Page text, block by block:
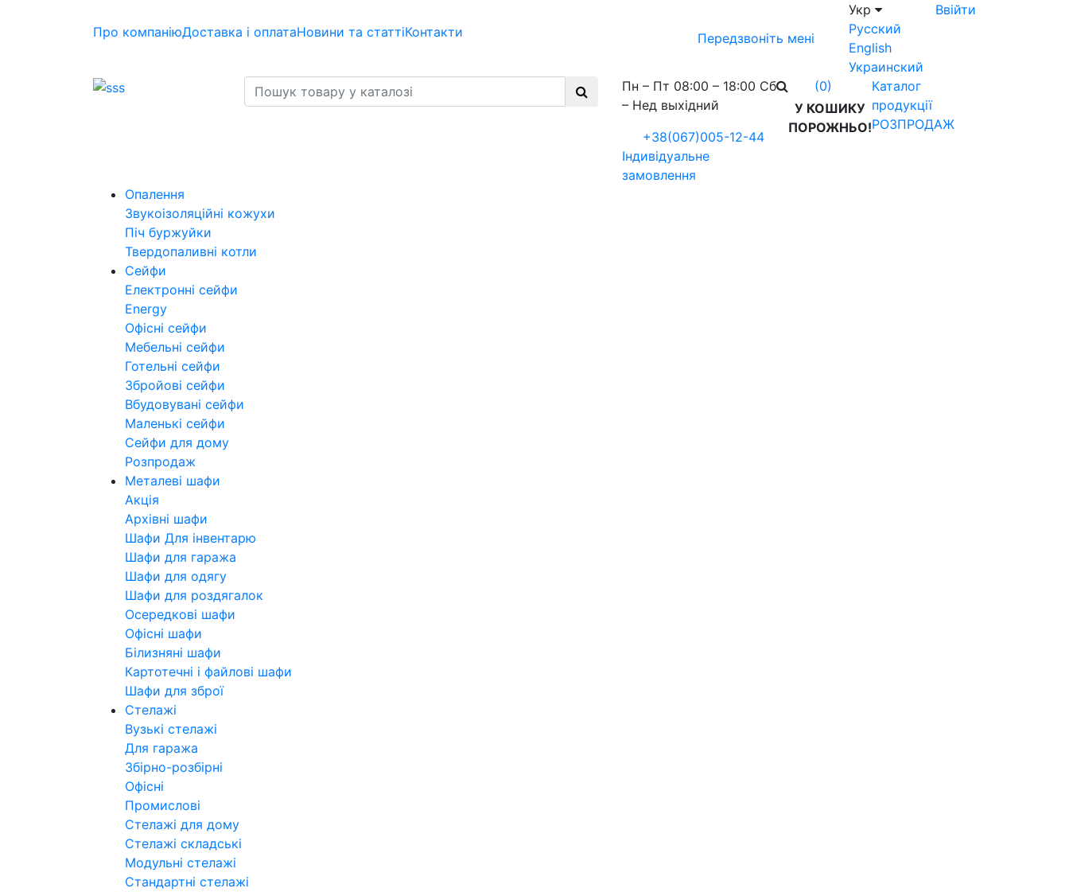
Про компаніюДоставка і оплатаНовини та статтіКонтакти Передзвоніть мені
Укр
Русский
English
Украинский
Ввійти
Пн – Пт 08:00 – 18:00 Сб
– Нед выхідний
+38(067)005-12-44
Індивідуальне
замовлення
(0)
У КОШИКУ
ПОРОЖНЬО!
Каталог
продукції
РОЗПРОДАЖ
Опалення
Звукоізоляційні кожухи
Піч буржуйки
Твердопаливні котли
Сейфи
Електронні сейфи
Energy
Офісні сейфи
Мебельні сейфи
Готельні сейфи
Збройові сейфи
Вбудовувані сейфи
Маленькі сейфи
Сейфи для дому
Розпродаж
Металеві шафи
Акція
Архівні шафи
Шафи Для інвентарю
Шафи для гаража
Шафи для одягу
Шафи для роздягалок
Осередкові шафи
Офісні шафи
Білизняні шафи
Картотечні і файлові шафи
Шафи для зброї
Стелажі
Вузькі стелажі
Для гаража
Збірно-розбірні
Офісні
Промислові
Стелажі для дому
Стелажі складські
Модульні стелажі
Стандартні стелажі